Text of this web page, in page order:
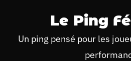
Le Ping
Un ping pensé pour les